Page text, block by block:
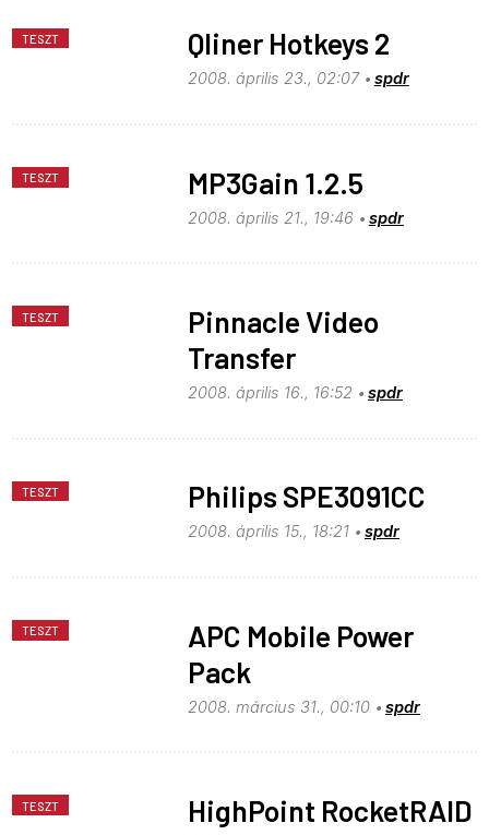
TESZT Qliner Hotkeys 2
2008. április 23., 02:07 spdr
TESZT MP3Gain 1.2.5
2008. április 21., 19:46 spdr
TESZT
Pinnacle Video
Transfer
2008. április 16., 16:52 spdr
TESZT Philips SPE3091CC
2008. április 15., 18:21 spdr
TESZT
APC Mobile Power
Pack
2008. március 31., 00:10 spdr
TESZT
HighPoint RocketRAID